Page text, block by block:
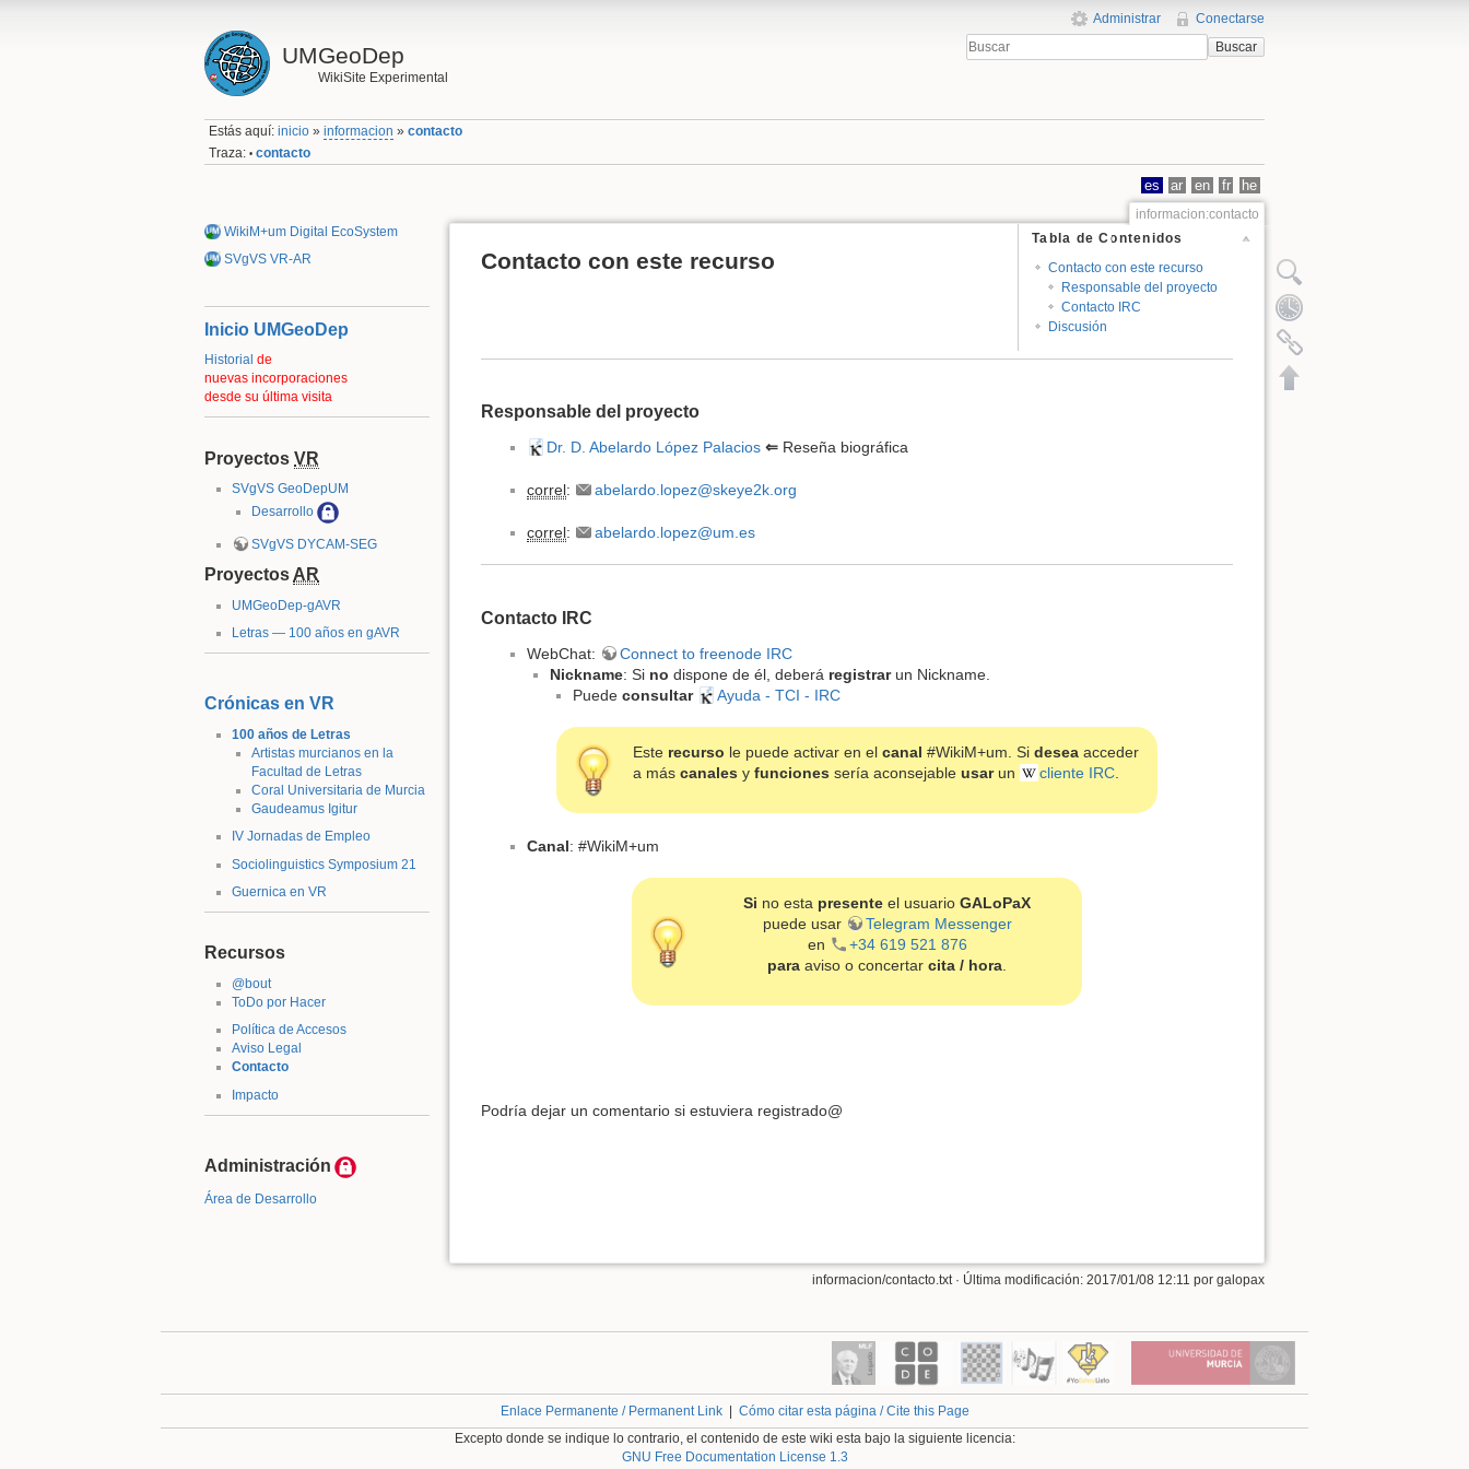
UMGeoDep
WikiSite Experimental
Administrar
Conectarse
Buscar
Estás aquí:inicio »informacion »contacto
Traza: • contacto
es ar en fr he
WikiM+um Digital EcoSystem
SVgVS VR-AR
Inicio UMGeoDep
Historial de
nuevas incorporaciones
desde su última visita
Proyectos VR
SVgVS GeoDepUM
Desarrollo
SVgVS DYCAM-SEG
Proyectos AR
UMGeoDep-gAVR
Letras — 100 años en gAVR
Crónicas en VR
100 años de Letras
Artistas murcianos en la
Facultad de Letras
Coral Universitaria de Murcia
Gaudeamus Igitur
IV Jornadas de Empleo
Sociolinguistics Symposium 21
Guernica en VR
Recursos
@bout
ToDo por Hacer
Política de Accesos
Aviso Legal
Contacto
Impacto
Administración
Área de Desarrollo
informacion:contacto
Tabla de Contenidos
Contacto con este recurso
Responsable del proyecto
Contacto IRC
Discusión
Contacto con este recurso
Responsable del proyecto
Dr. D. Abelardo López Palacios ⇐ Reseña biográfica
correl: abelardo.lopez@skeye2k.org
correl: abelardo.lopez@um.es
Contacto IRC
WebChat:
Connect to freenode IRC
Nickname: Si no dispone de él, deberá registrarun Nickname.
Puede consultar Ayuda - TCI - IRC
Este recurso le puede activar en el canal #WikiM+um. Si deseaacceder
a más canales y funciones sería aconsejable usarun cliente IRC.
Canal: #WikiM+um
Si no esta presente el usuarioGALoPaX
puede usar
Telegram Messenger
en
+34 619 521 876
para aviso o concertarcita / hora.
Podría dejar un comentario si estuviera registrado@
informacion/contacto.txt · Última modificación: 2017/01/08 12:11 por galopax
Enlace Permanente / Permanent Link| Cómo citar esta página / Cite this Page
Excepto donde se indique lo contrario, el contenido de este wiki esta bajo la siguiente licencia:
GNU Free Documentation License 1.3